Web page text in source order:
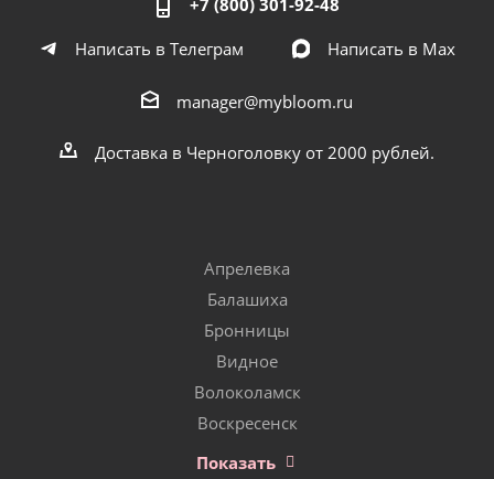
Написать в Телеграм
Написать в Мах
manager@mybloom.ru
Доставка в Черноголовку от 2000 рублей.
Апрелевка
Балашиха
Бронницы
Видное
Волоколамск
Воскресенск
Показать